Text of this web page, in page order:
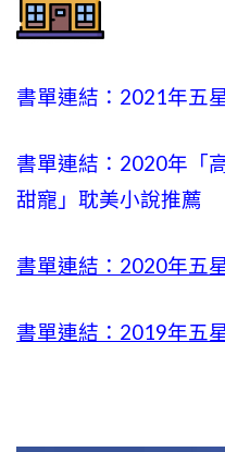
書單連結：2021年五
書單連結：2020年「
甜寵」耽美小說推薦
書單連結：2020年五
書單連結：2019年五